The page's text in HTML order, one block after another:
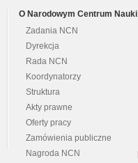
O Narodowym Centrum Nauki
Zadania NCN
Dyrekcja
Rada NCN
Koordynatorzy
Struktura
Akty prawne
Oferty pracy
Zamówienia publiczne
Nagroda NCN